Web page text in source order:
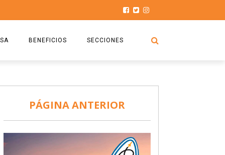
BENEFICIOS
COMISIÓN
SECCIONES
SEGURIDAD AÉREA
PÁGINA ANTERIOR